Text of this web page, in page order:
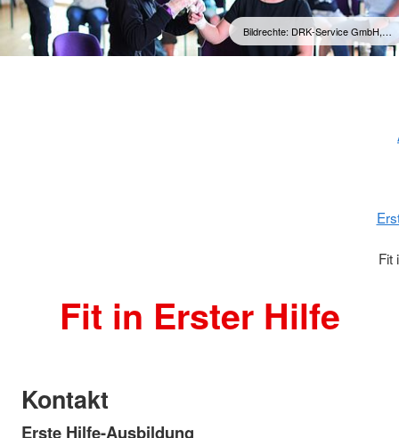
Bildrechte: DRK-Service GmbH,…
Fit
Fit in Erster Hilfe
Kontakt
Erste Hilfe-Ausbildung